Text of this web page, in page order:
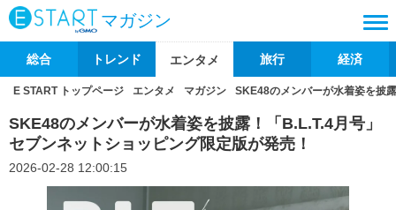
マガジン
総合 トレンド エンタメ 旅行 経済
E START トップページ エンタメ マガジン SKE48のメンバーが水着姿を披
SKE48のメンバーが水着姿を披露！「B.L.T.4月号」
セブンネットショッピング限定版が発売！
2026-02-28 12:00:15